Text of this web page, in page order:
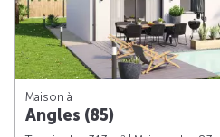
Maison à
Angles (85)